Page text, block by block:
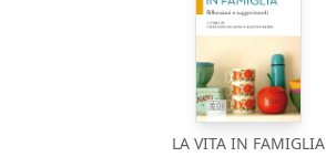
LA VITA IN FAMIGLIA